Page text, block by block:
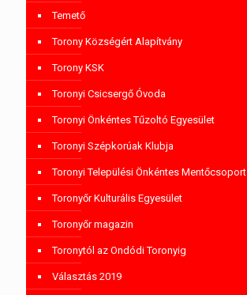
Temető
Torony Községért Alapítvány
Torony KSK
Toronyi Csicsergő Óvoda
Toronyi Önkéntes Tűzoltó Egyesület
Toronyi Szépkorúak Klubja
Toronyi Települési Önkéntes Mentőcsoport
Toronyőr Kulturális Egyesület
Toronyőr magazin
Toronytól az Ondódi Toronyig
Választás 2019